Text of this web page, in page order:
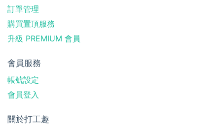
訂單管理
購買置頂服務
升級 PREMIUM 會員
會員服務
帳號設定
會員登入
關於打工趣